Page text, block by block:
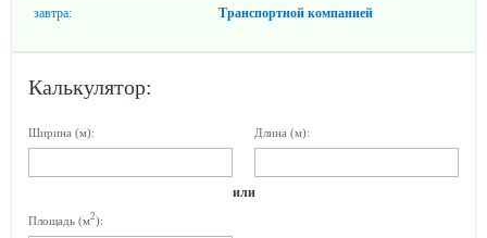
завтра: Транспортной компанией
Калькулятор:
Ширина (м): Длина (м):
или
Площадь (м2):